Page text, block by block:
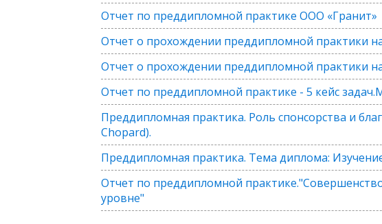
Отчет по преддипломной практике ООО «Гранит»
Отчет о прохождении преддипломной практики
Отчет о прохождении преддипломной практики
Отчет по преддипломной практике - 5 кейс
Преддипломная практика. Роль спонсорства и
Chopard).
Преддипломная практика. Тема диплома:
Отчет по преддипломной
уровне"